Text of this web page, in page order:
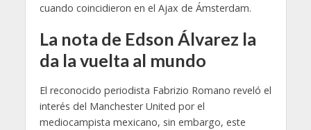
cuando coincidieron en el Ajax de Ámsterdam.
La nota de Edson Álvarez la
da la vuelta al mundo
El reconocido periodista Fabrizio Romano reveló el
interés del Manchester United por el
mediocampista mexicano, sin embargo, este